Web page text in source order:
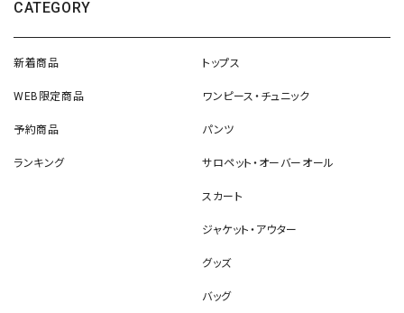
CATEGORY
新着商品
WEB限定商品
予約商品
ランキング
トップス
ワンピース・チュニック
パンツ
サロペット・オーバーオール
スカート
ジャケット・アウター
グッズ
バッグ